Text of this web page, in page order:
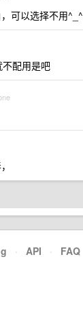
可以选择不用^_^
配用是吧
· API · FAQ